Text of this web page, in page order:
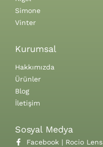
Simone
Vinter
Kurumsal
Hakkımızda
Ürünler
Blog
İletişim
Sosyal Medya
Facebook | Rocio Lens